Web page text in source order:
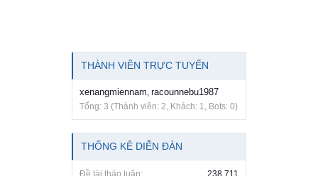
THÀNH VIÊN TRỰC TUYẾN
xenangmiennam racounnebu1987
Tổng: 3 (Thành viên: 2, Khách: 1, Bots: 0)
THỐNG KÊ DIỄN ĐÀN
Đề tài thảo luận: 238,711